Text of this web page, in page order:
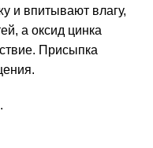
и впитывают влагу,
а оксид цинка
Присыпка